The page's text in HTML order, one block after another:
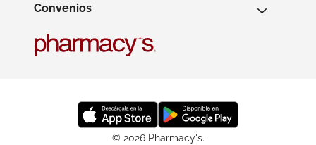
Convenios
© 2026 Pharmacy's.